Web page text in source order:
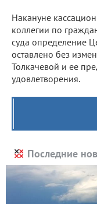
Накануне
коллегии по
суда определение
оставлено без
Толкачевой и ее
удовлетворения.
Последние